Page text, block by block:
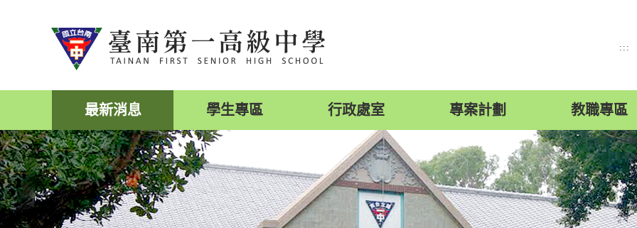
:::
最新消息 學生專區 行政處室 專案計劃 教職專區